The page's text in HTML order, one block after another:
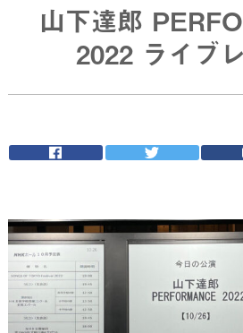
山下達郎
2022 ライブ